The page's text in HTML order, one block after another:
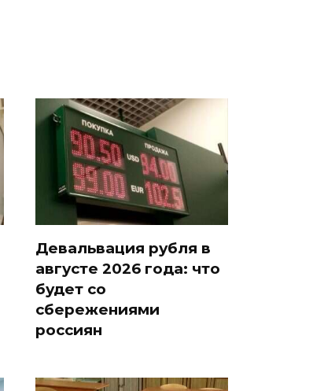
Девальвация рубля в
августе 2026 года: что
будет со
сбережениями
россиян